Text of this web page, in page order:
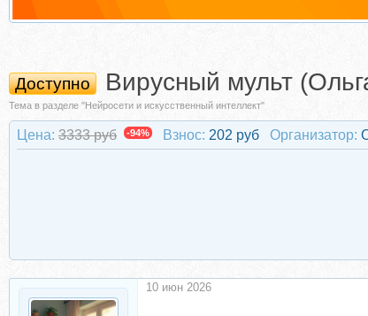
Доступно Вирусный мульт
Тема в разделе "Нейросети и искусственный интеллект"
Цена: 3333 руб -94% Взнос: 202 руб Организатор:
10 июн 2026